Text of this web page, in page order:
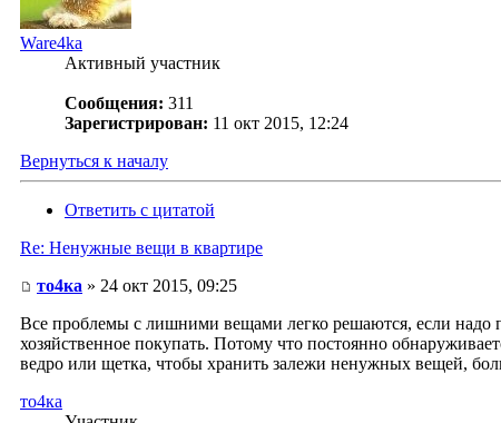
Ware4ka
Активный участник
Сообщения: 311
Зарегистрирован: 11 окт 2015, 12:24
Вернуться к началу
Ответить с цитатой
Re: Ненужные вещи в квартире
то4ка » 24 окт 2015, 09:25
Все проблемы с лишними вещами легко решаются, если надо
хозяйственное покупать. Потому что постоянно
ведро или щетка, чтобы хранить залежи ненужных вещей,
то4ка